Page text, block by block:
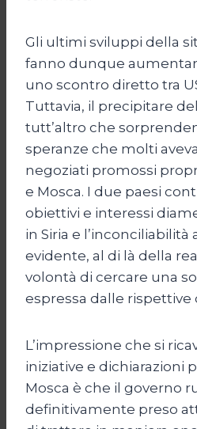
Gli ultimi sviluppi della
fanno dunque
uno scontro diretto tra
Tuttavia, il precipitare
tutt’altro che
speranze che molti
negoziati promossi
e Mosca. I due paesi
obiettivi e interessi
in Siria e
evidente, al di là della
volontà di cercare una
espressa dalle rispettive
L’impressione che si
iniziative e dichiarazioni
Mosca è che il governo
definitivamente preso